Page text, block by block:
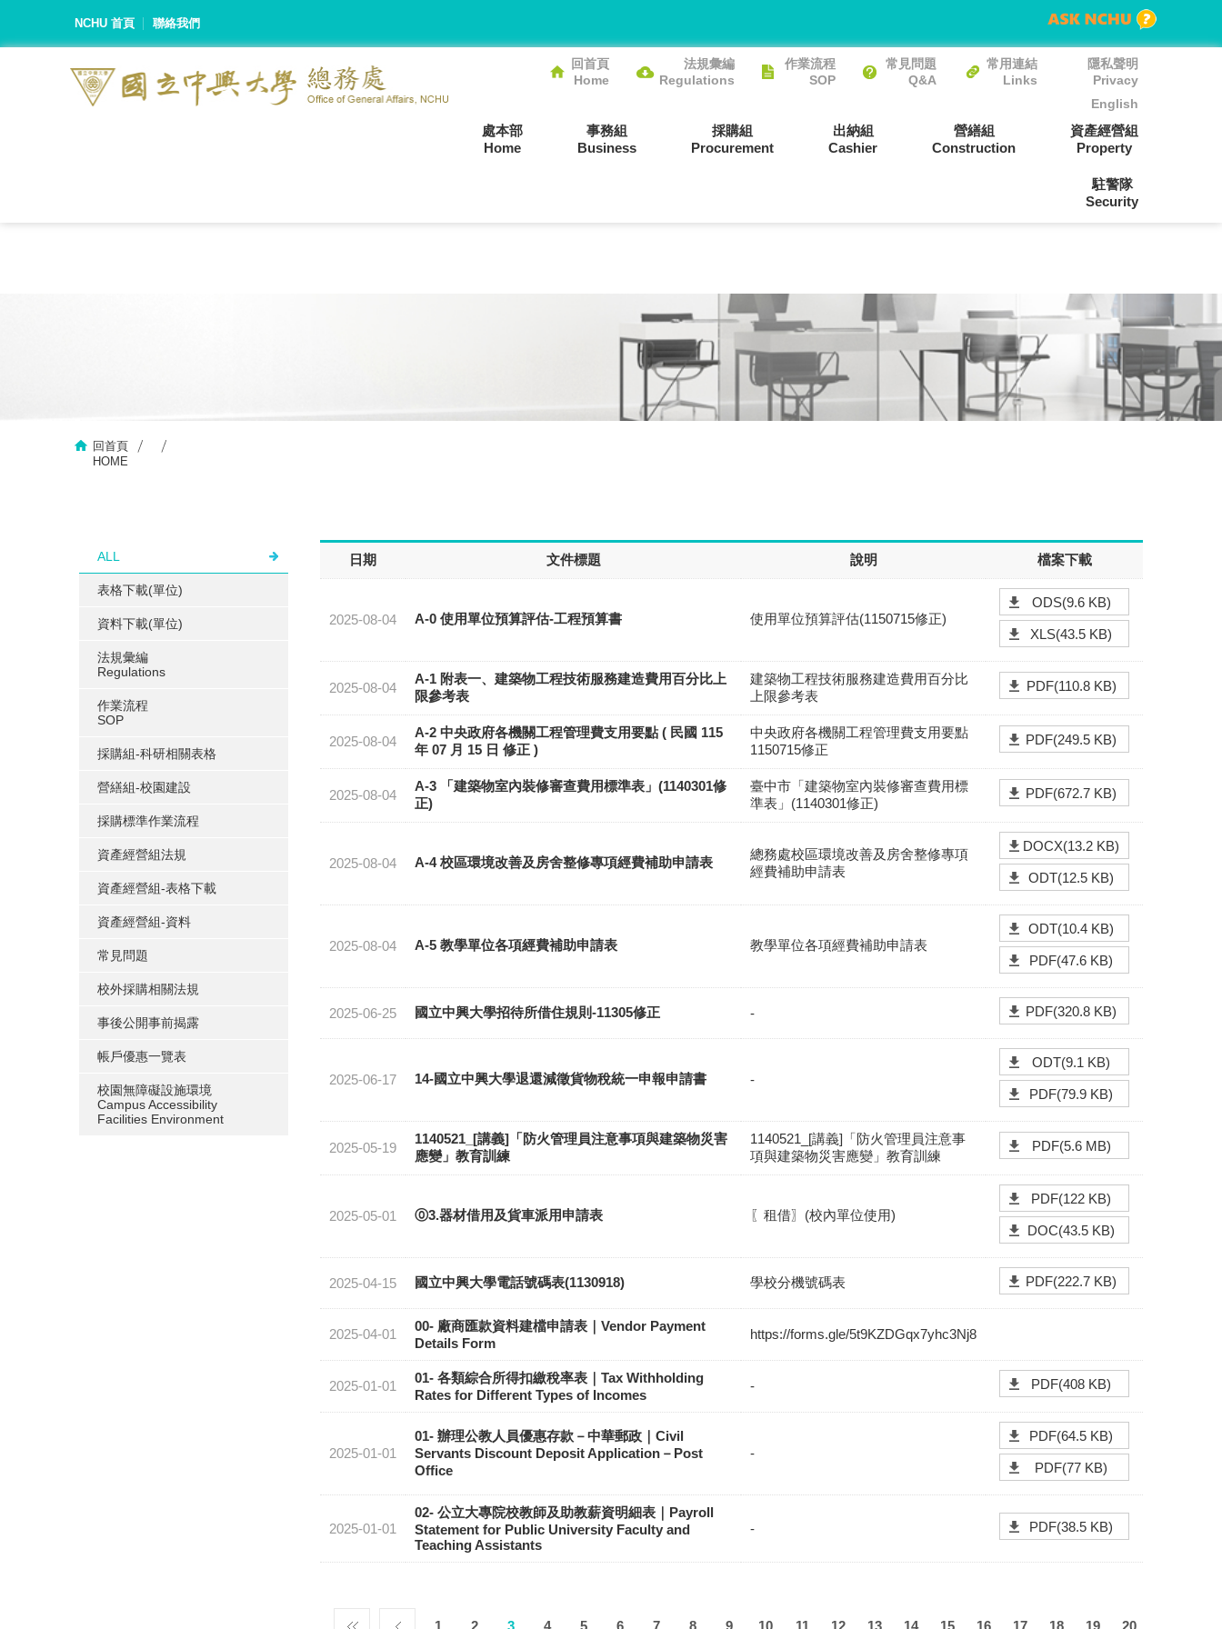
NCHU 首頁 聯絡我們
回首頁
Home
法規彙編
Regulations
作業流程
SOP
常見問題
Q&A
常用連結
Links
隱私聲明
Privacy
English
處本部
Home
事務組
Business
採購組
Procurement
出納組
Cashier
營繕組
Construction
資產經營組
Property
駐警隊
Security
回首頁
HOME
ALL
表格下載(單位)
資料下載(單位)
法規彙編
Regulations
作業流程
SOP
採購組-科研相關表格
營繕組-校園建設
採購標準作業流程
資產經營組法規
資產經營組-表格下載
資產經營組-資料
常見問題
校外採購相關法規
事後公開事前揭露
帳戶優惠一覽表
校園無障礙設施環境
Campus Accessibility
Facilities Environment
日期 文件標題 說明 檔案下載
2025-08-04 A-0 使用單位預算評估-工程預算書 使用單位預算評估(1150715修正)
ODS(9.6 KB)
XLS(43.5 KB)
2025-08-04
A-1 附表一、建築物工程技術服務建造費用百分比上
限參考表
建築物工程技術服務建造費用百分比
上限參考表
PDF(110.8 KB)
2025-08-04
A-2 中央政府各機關工程管理費支用要點 ( 民國 115
年 07 月 15 日 修正 )
中央政府各機關工程管理費支用要點
1150715修正
PDF(249.5 KB)
2025-08-04
A-3 「建築物室內裝修審查費用標準表」(1140301修
正)
臺中市「建築物室內裝修審查費用標
準表」(1140301修正)
PDF(672.7 KB)
2025-08-04 A-4 校區環境改善及房舍整修專項經費補助申請表
總務處校區環境改善及房舍整修專項
經費補助申請表
DOCX(13.2 KB)
ODT(12.5 KB)
2025-08-04 A-5 教學單位各項經費補助申請表 教學單位各項經費補助申請表
ODT(10.4 KB)
PDF(47.6 KB)
2025-06-25 國立中興大學招待所借住規則-11305修正 - PDF(320.8 KB)
2025-06-17 14-國立中興大學退還減徵貨物稅統一申報申請書 -
ODT(9.1 KB)
PDF(79.9 KB)
2025-05-19
1140521_[講義]「防火管理員注意事項與建築物災害
應變」教育訓練
1140521_[講義]「防火管理員注意事
項與建築物災害應變」教育訓練
PDF(5.6 MB)
2025-05-01 ⓪3.器材借用及貨車派用申請表 〖租借〗(校內單位使用)
PDF(122 KB)
DOC(43.5 KB)
2025-04-15 國立中興大學電話號碼表(1130918) 學校分機號碼表 PDF(222.7 KB)
2025-04-01
00- 廠商匯款資料建檔申請表｜Vendor Payment
Details Form
https://forms.gle/5t9KZDGqx7yhc3Nj8
2025-01-01
01- 各類綜合所得扣繳稅率表｜Tax Withholding
Rates for Different Types of Incomes
- PDF(408 KB)
2025-01-01
01- 辦理公教人員優惠存款－中華郵政｜Civil
Servants Discount Deposit Application－Post
Office
-
PDF(64.5 KB)
PDF(77 KB)
2025-01-01
02- 公立大專院校教師及助教薪資明細表｜Payroll
Statement for Public University Faculty and
Teaching Assistants
- PDF(38.5 KB)
1 2 3 4 5 6 7 8 9 10 11 12 13 14 15 16 17 18 19 20